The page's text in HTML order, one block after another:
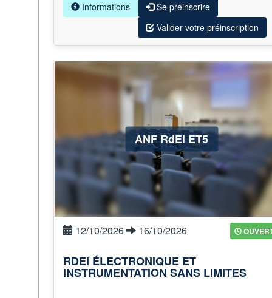
Informations
Se préinscrire
Valider votre préinscription
ANF RdEi ET5
12/10/2026 16/10/2026
RDEI ÉLECTRONIQUE ET
INSTRUMENTATION SANS LIMITES